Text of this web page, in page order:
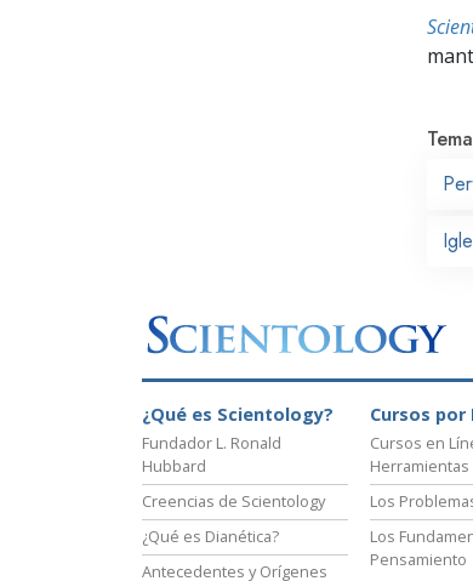
¿Qué es Scientology?
Fundador L. Ronald
Hubbard
Creencias de Scientology
¿Qué es Dianética?
Antecedentes y Orígenes
Cursos
Cursos en
Herramientas
Los
Los
Pensamiento